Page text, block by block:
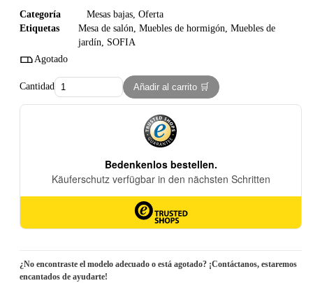
Categoría
Mesas bajas Oferta
Etiquetas
Mesa de salón Muebles de hormigón Muebles de
jardín
SOFIA
Agotado
Cantidad Añadir al carrito 🛒
¿No encontraste el modelo adecuado o está agotado? ¡Contáctanos, estaremos
encantados de ayudarte!